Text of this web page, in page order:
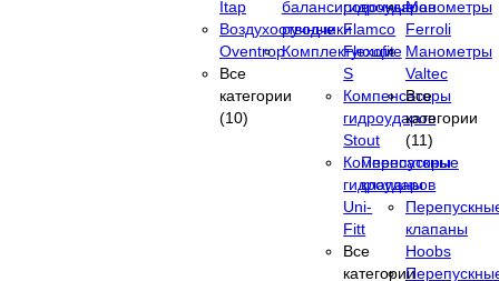
Itap
Воздухоотводчики
Oventrop
Все
категории
(10)
балансировочные
ручные
Комплектующие
гидроударов
Flamco
Flexofit
S
Компенсаторы
гидроударов
Stout
Компенсаторы
гидроударов
Uni-
Fitt
Все
категории
Манометры
Ferroli
Манометры
Valtec
Все
категории
(11)
Перепускные
клапаны
клапаны
Hoobs